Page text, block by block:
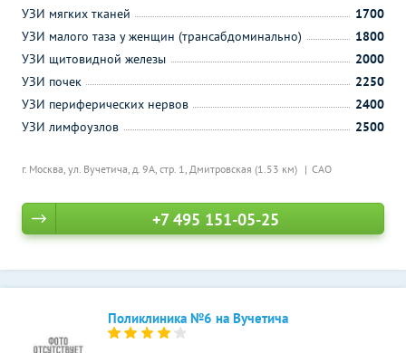
г. Москва, ул. Вучетича, д. 9А, стр. 1, Дмитровская (1.53 км) САО
УЗИ мягких тканей
1700
УЗИ малого таза у женщин (трансабдоминально)
1800
УЗИ щитовидной железы
2000
УЗИ почек
2250
УЗИ периферических нервов
2400
УЗИ лимфоузлов
2500
+7 495 151-05-25
Поликлиника №6 на Вучетича